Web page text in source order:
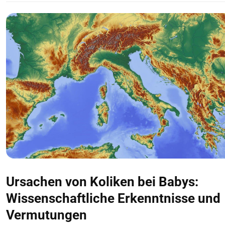
Ursachen von Koliken bei Babys:
Wissenschaftliche Erkenntnisse und
Vermutungen